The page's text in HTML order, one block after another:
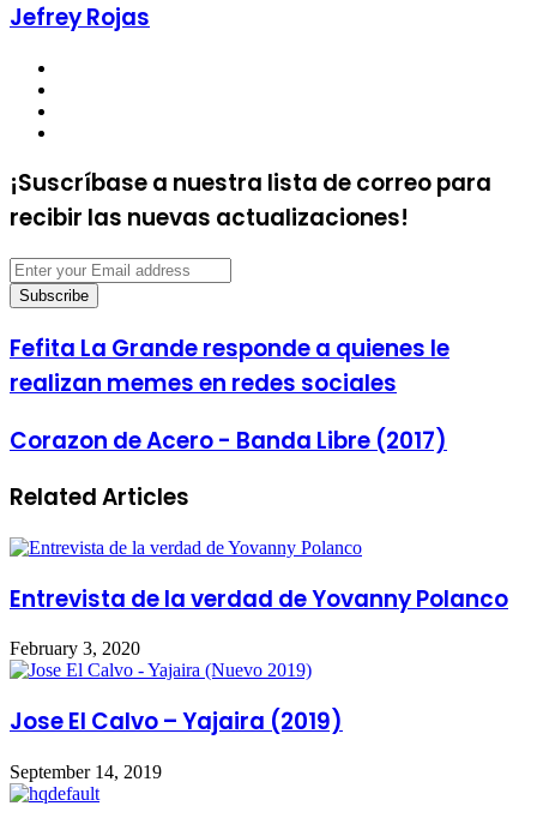
Jefrey Rojas
¡Suscríbase a nuestra lista de correo para
recibir las nuevas actualizaciones!
Enter
your
Email
Fefita La Grande responde a quienes le
realizan memes en redes sociales
Corazon de Acero - Banda Libre (2017)
Related Articles
Entrevista de la verdad de Yovanny Polanco
February 3, 2020
Jose El Calvo – Yajaira (2019)
September 14, 2019